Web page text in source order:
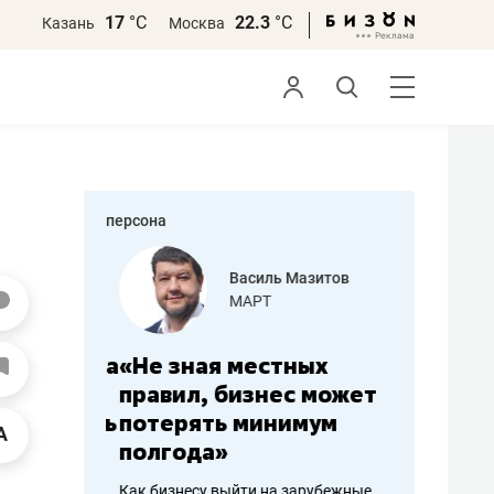
Казань 17 °С Москва 22.3 °С
персона
работа
Василь Мазитов
МАРТ
«Не зная местных
правил, бизнес может
потерять минимум
полгода»